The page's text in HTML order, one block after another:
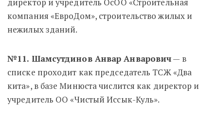
компания «ЕвроДом», строительство жилых и
нежилых зданий.
№11. Шамсутдинов Анвар Анварович— в
списке проходит как председатель ТСЖ «Два
кита», в базе Минюста числится как директор и
учредитель ОО «Чистый Иссык-Куль».